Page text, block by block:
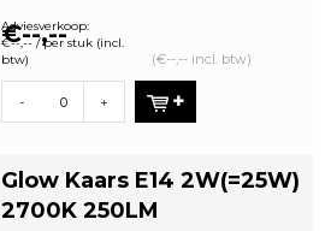
€--,--
Adviesverkoop:
€--,-- / per stuk (incl.
btw)
(€--,-- incl. btw)
- +
Glow Kaars E14 2W(=25W)
2700K 250LM